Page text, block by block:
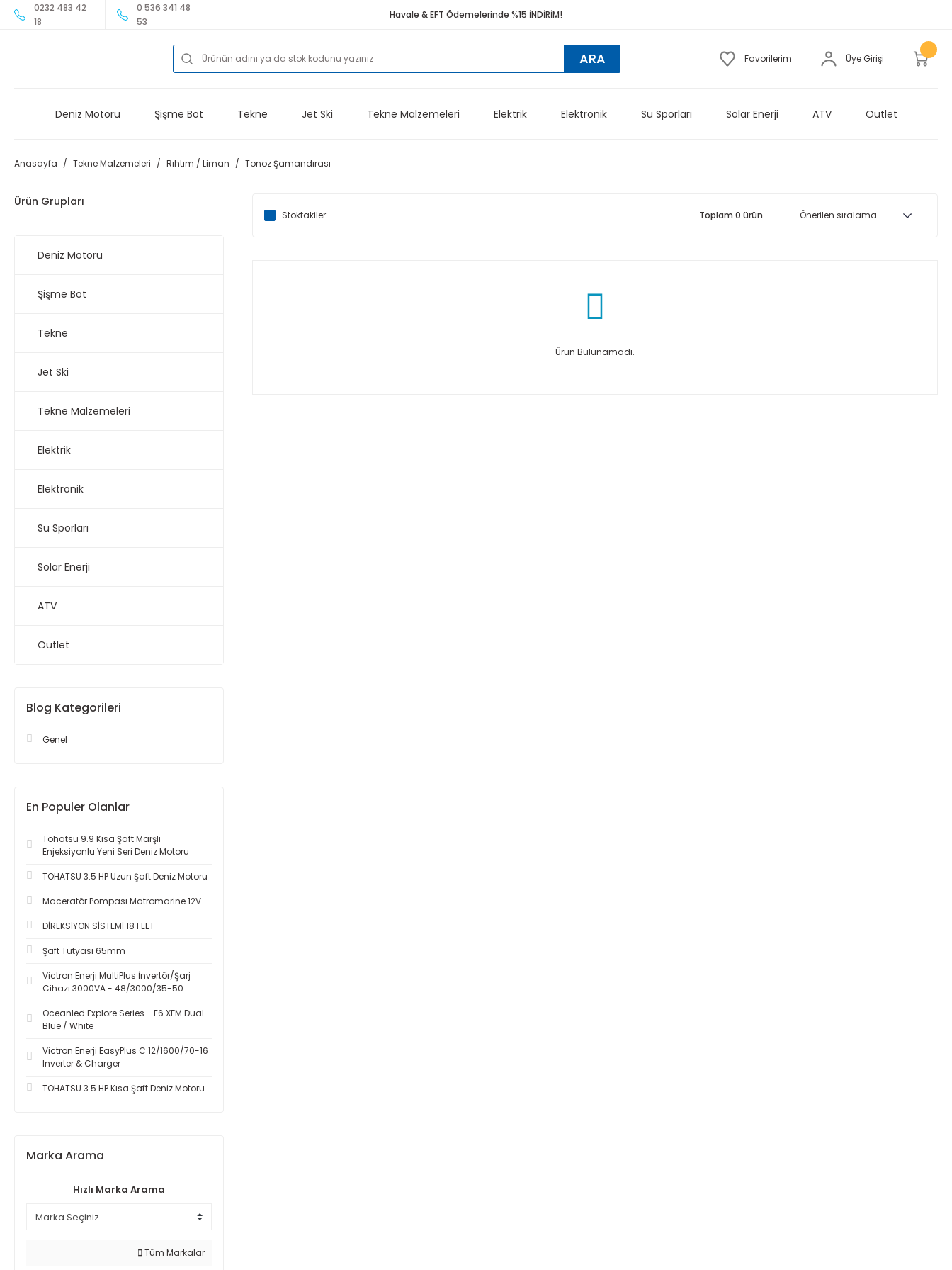
0232 483 42
18
0 536 341 48
53
Havale & EFT Ödemelerinde %15 İNDİRİM!
ARA Favorilerim Üye Girişi
Deniz Motoru Şişme Bot Tekne Jet Ski Tekne Malzemeleri Elektrik Elektronik Su Sporları Solar Enerji ATV Outlet
Anasayfa Tekne Malzemeleri Rıhtım / Liman Tonoz Şamandırası
Ürün Grupları
Deniz Motoru
Şişme Bot
Tekne
Jet Ski
Tekne Malzemeleri
Elektrik
Elektronik
Su Sporları
Solar Enerji
ATV
Outlet
Blog Kategorileri
Genel
En Populer Olanlar
Tohatsu 9.9 Kısa Şaft Marşlı
Enjeksiyonlu Yeni Seri Deniz Motoru
TOHATSU 3.5 HP Uzun Şaft Deniz Motoru
Maceratör Pompası Matromarine 12V
DİREKSİYON SİSTEMİ 18 FEET
Şaft Tutyası 65mm
Victron Enerji MultiPlus İnvertör/Şarj
Cihazı 3000VA - 48/3000/35-50
Oceanled Explore Series - E6 XFM Dual
Blue / White
Victron Enerji EasyPlus C 12/1600/70-16
Inverter & Charger
TOHATSU 3.5 HP Kısa Şaft Deniz Motoru
Marka Arama
Hızlı Marka Arama
Tüm Markalar
Stoktakiler Toplam 0 ürün
Ürün Bulunamadı.